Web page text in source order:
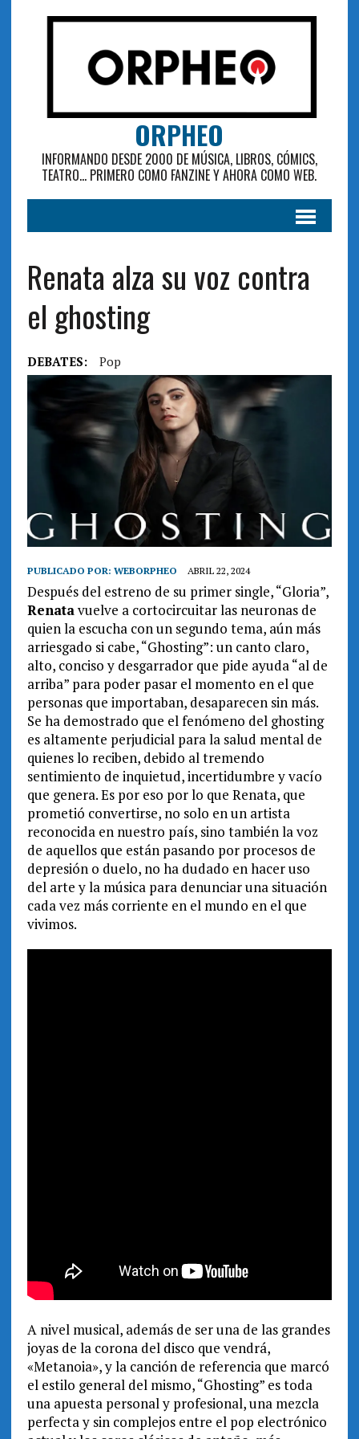
ORPHEO
INFORMANDO DESDE 2000 DE MÚSICA, LIBROS, CÓMICS,
TEATRO... PRIMERO COMO FANZINE Y AHORA COMO WEB.
Renata alza su voz contra
el ghosting
DEBATES: Pop
PUBLICADO POR: WEBORPHEO ABRIL 22, 2024
Después del estreno de su primer single, “Gloria”,
Renatavuelve a cortocircuitar las neuronas de
quien la escucha con un segundo tema, aún más
arriesgado si cabe, “Ghosting”: un canto claro,
alto, conciso y desgarrador que pide ayuda “al de
arriba” para poder pasar el momento en el que
personas que importaban, desaparecen sin más.
Se ha demostrado que el fenómeno del ghosting
es altamente perjudicial para la salud mental de
quienes lo reciben, debido al tremendo
sentimiento de inquietud, incertidumbre y vacío
que genera. Es por eso por lo que Renata, que
prometió convertirse, no solo en un artista
reconocida en nuestro país, sino también la voz
de aquellos que están pasando por procesos de
depresión o duelo, no ha dudado en hacer uso
del arte y la música para denunciar una situación
cada vez más corriente en el mundo en el que
vivimos.
A nivel musical, además de ser una de las grandes
joyas de la corona del disco que vendrá,
«Metanoia», y la canción de referencia que marcó
el estilo general del mismo, “Ghosting” es toda
una apuesta personal y profesional, una mezcla
perfecta y sin complejos entre el pop electrónico